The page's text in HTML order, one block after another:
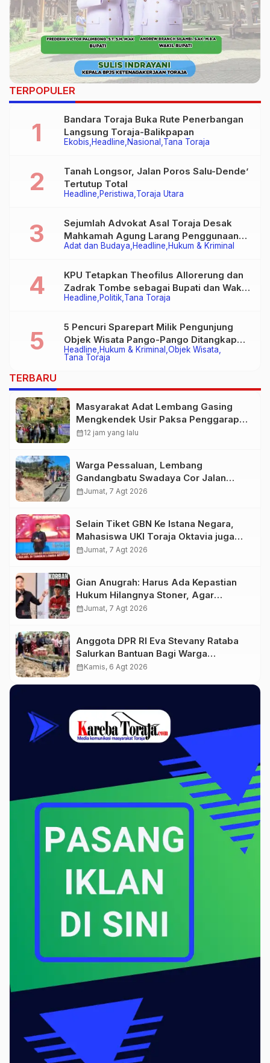
TERPOPULER
Ekobis Headline Nasional Tana Toraja
Bandara Toraja Buka Rute Penerbangan
Langsung Toraja-Balikpapan
Headline Peristiwa Toraja Utara
Tanah Longsor, Jalan Poros Salu-Dende’
Tertutup Total
Adat dan Budaya Headline Hukum & Kriminal
Sejumlah Advokat Asal Toraja Desak
Mahkamah Agung Larang Penggunaan
Alat Berat pada Eksekusi Rumah Adat
Headline Politik Tana Toraja
KPU Tetapkan Theofilus Allorerung dan
Zadrak Tombe sebagai Bupati dan Wakil
Bupati Tana Toraja Terpilih
Headline Hukum & Kriminal Objek Wisata
Tana Toraja
5 Pencuri Sparepart Milik Pengunjung
Objek Wisata Pango-Pango Ditangkap
Polisi
TERBARU
Masyarakat Adat Lembang Gasing
Mengkendek Usir Paksa Penggarap
yang Rusak Kawasan Hutan
calendar_month12 jam yang lalu
Warga Pessaluan, Lembang
Gandangbatu Swadaya Cor Jalan
Kabupaten
calendar_monthJumat, 7 Agt 2026
Selain Tiket GBN Ke Istana Negara,
Mahasiswa UKI Toraja Oktavia juga
Lolos ke Pekan Seni Mahasiswa
calendar_monthJumat, 7 Agt 2026
Gian Anugrah: Harus Ada Kepastian
Hukum Hilangnya Stoner, Agar
Keluarga tidak Larut dalam Trauma
calendar_monthJumat, 7 Agt 2026
Anggota DPR RI Eva Stevany Rataba
Salurkan Bantuan Bagi Warga
Terdampak Longsor di Buntu Pepasan
calendar_monthKamis, 6 Agt 2026